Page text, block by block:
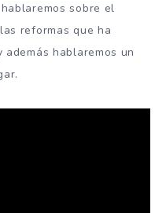
sobre el
reformas que ha
hablaremos un